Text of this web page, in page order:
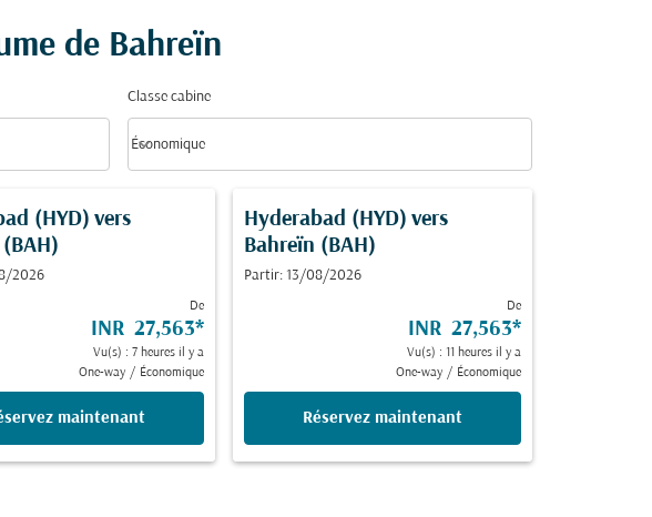
de Bahreïn
Classe cabine
Classe cabine option Économique Selected
Économique
keyboard_arrow_down
(HYD) vers
2026
De
INR 27,563*
Vu(s) : 7 heures il y a
One-way / Économique
maintenant
Hyderabad (HYD) vers
Bahreïn (BAH)
Partir: 13/08/2026
De
INR 27,563*
Vu(s) : 11 heures il y a
One-way / Économique
Réservez maintenant